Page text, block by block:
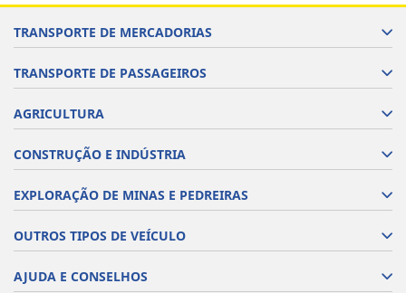
TRANSPORTE DE MERCADORIAS
TRANSPORTE DE PASSAGEIROS
AGRICULTURA
CONSTRUÇÃO E INDÚSTRIA
EXPLORAÇÃO DE MINAS E PEDREIRAS
OUTROS TIPOS DE VEÍCULO
AJUDA E CONSELHOS